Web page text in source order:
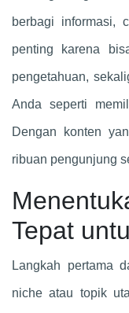
berbagi informasi,
penting karena
pengetahuan,
Anda seperti
Dengan konten
ribuan pengunjung
Tepat
Langkah pertama
niche atau topik